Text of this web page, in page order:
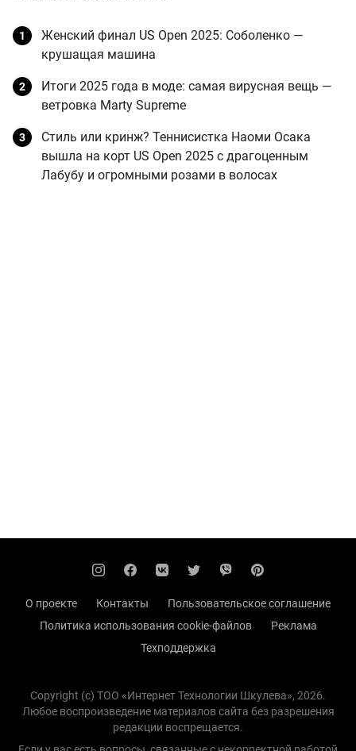
Женский финал US Open 2025: Соболенко —
крушащая машина
Итоги 2025 года в моде: самая вирусная вещь —
ветровка Marty Supreme
Стиль или кринж? Теннисистка Наоми Осака
вышла на корт US Open 2025 с драгоценным
Лабубу и огромными розами в волосах
О проекте Контакты
Пользовательское соглашение
Политика использования cookie-файлов
Реклама
Техподдержка
Copyright (с) TOO «Интернет Технологии Шкулева», 2026.
Любое воспроизведение материалов сайта без разрешения
редакции воспрещается.